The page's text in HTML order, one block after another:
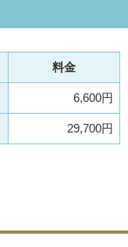
料金
6,600円
29,700円